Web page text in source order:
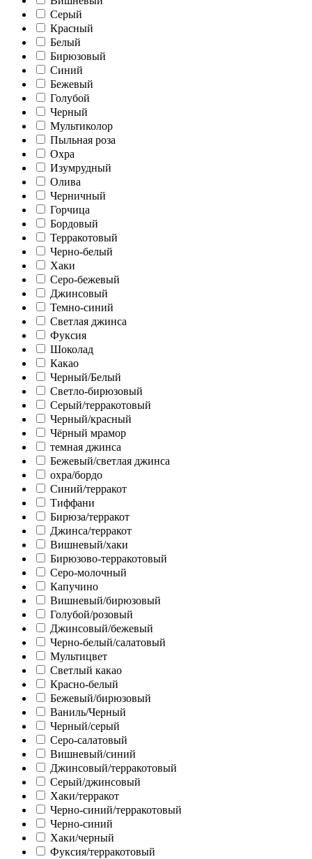
Серый
Красный
Белый
Бирюзовый
Синий
Бежевый
Голубой
Черный
Мультиколор
Пыльная роза
Охра
Изумрудный
Олива
Черничный
Горчица
Бордовый
Терракотовый
Черно-белый
Хаки
Серо-бежевый
Джинсовый
Темно-синий
Светлая джинса
Фуксия
Шоколад
Какао
Черный/Белый
Светло-бирюзовый
Серый/терракотовый
Черный/красный
Чёрный мрамор
темная джинса
Бежевый/светлая джинса
охра/бордо
Синий/терракот
Тиффани
Бирюза/терракот
Джинса/терракот
Вишневый/хаки
Бирюзово-терракотовый
Серо-молочный
Капучино
Вишневый/бирюзовый
Голубой/розовый
Джинсовый/бежевый
Черно-белый/салатовый
Мультицвет
Светлый какао
Красно-белый
Бежевый/бирюзовый
Ваниль/Черный
Черный/серый
Серо-салатовый
Вишневый/синий
Джинсовый/терракотовый
Серый/джинсовый
Хаки/терракот
Черно-синий/терракотовый
Черно-синий
Хаки/черный
Фуксия/терракотовый